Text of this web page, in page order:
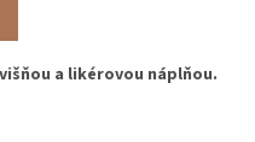
a likérovou náplňou.